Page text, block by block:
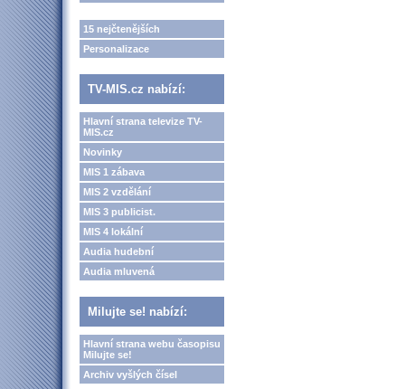
15 nejčtenějších
Personalizace
TV-MIS.cz nabízí:
Hlavní strana televize TV-
MIS.cz
Novinky
MIS 1 zábava
MIS 2 vzdělání
MIS 3 publicist.
MIS 4 lokální
Audia hudební
Audia mluvená
Milujte se! nabízí:
Hlavní strana webu časopisu
Milujte se!
Archiv vyšlých čísel